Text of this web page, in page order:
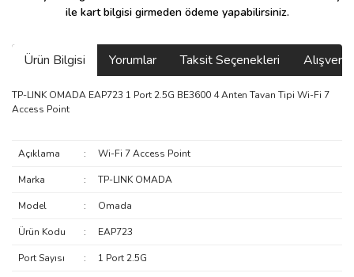
ile kart bilgisi girmeden ödeme yapabilirsiniz.
Ürün Bilgisi Yorumlar Taksit Seçenekleri
TP-LINK OMADA EAP723 1 Port 2.5G BE3600 4 Anten Tavan Tipi Wi-Fi 7
Access Point
Açıklama : Wi-Fi 7 Access Point
Marka : TP-LINK OMADA
Model : Omada
Ürün Kodu : EAP723
Port Sayısı : 1 Port 2.5G